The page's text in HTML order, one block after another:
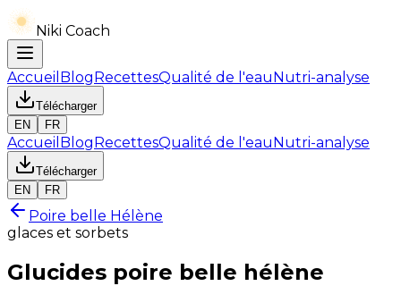
Niki Coach
Accueil BlogRecettesQualité de l'eauNutri-analyse
Télécharger
EN
FR
Accueil BlogRecettesQualité de l'eauNutri-analyse
Télécharger
EN
FR
Poire belle Hélène
glaces et sorbets
Glucides poire belle hélène